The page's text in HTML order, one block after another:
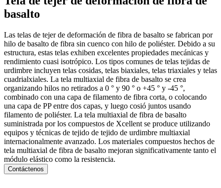
basalto
Las telas de tejer de deformación de fibra de basalto se fabrican por
hilo de basalto de fibra sin cuenco con hilo de poliéster. Debido a su
estructura, estas telas exhiben excelentes propiedades mecánicas y
rendimiento cuasi isotrópico. Los tipos comunes de telas tejidas de
urdimbre incluyen telas cosidas, telas biaxiales, telas triaxiales y telas
cuadrialxiales. La tela multiaxial de fibra de basalto se crea
organizando hilos no retirados a 0 ° y 90 ° o +45 ° y -45 °,
combinado con una capa de filamento de fibra corta, o colocando
una capa de PP entre dos capas, y luego cosió juntos usando
filamento de poliéster. La tela multiaxial de fibra de basalto
suministrada por los compuestos de Xcellent se produce utilizando
equipos y técnicas de tejido de tejido de urdimbre multiaxial
internacionalmente avanzado. Los materiales compuestos hechos de
tela multiaxial de fibra de basalto mejoran significativamente tanto el
módulo elástico como la resistencia.
Contáctenos